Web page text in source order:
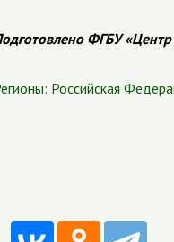
ФГБУ
Российская